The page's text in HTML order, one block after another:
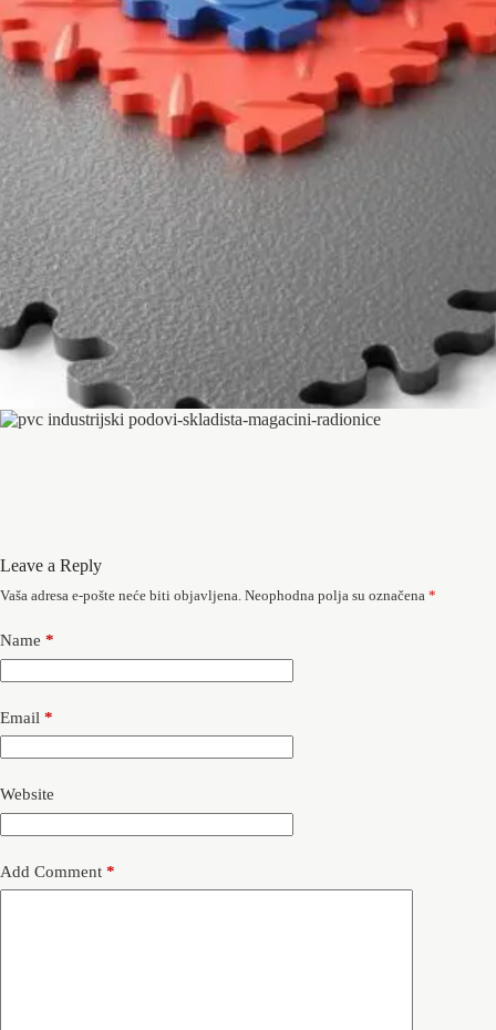
Leave a Reply
Vaša adresa e-pošte neće biti objavljena. Neophodna polja su označena *
Name *
Email *
Website
Add Comment *